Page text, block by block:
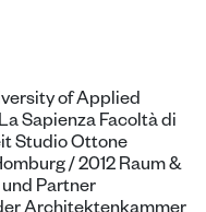
of Applied
Sapienza Facoltà di
Studio Ottone
/ 2012 Raum &
Partner